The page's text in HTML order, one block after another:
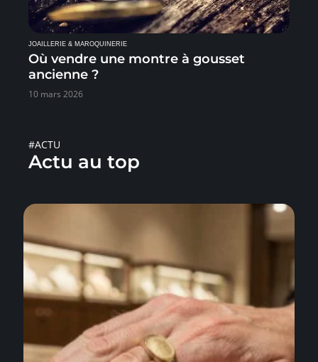
JOAILLERIE & MAROQUINERIE
Où vendre une montre à gousset
ancienne ?
10 mars 2026
#ACTU
Actu au top